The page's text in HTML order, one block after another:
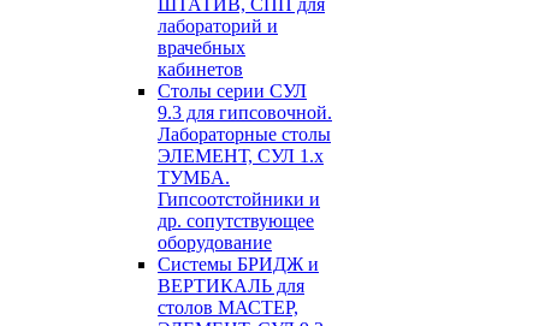
ШТАТИВ, СПП для
лабораторий и
врачебных
кабинетов
Столы серии СУЛ
9.3 для гипсовочной.
Лабораторные столы
ЭЛЕМЕНТ, СУЛ 1.х
ТУМБА.
Гипсоотстойники и
др. сопутствующее
оборудование
Системы БРИДЖ и
ВЕРТИКАЛЬ для
столов МАСТЕР,